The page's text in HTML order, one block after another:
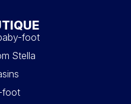
foot
Stella
foot